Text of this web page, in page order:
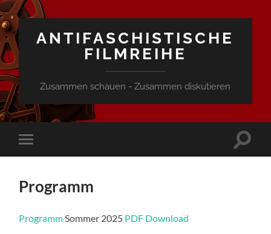
ANTIFASCHISTISCHE
FILMREIHE
Zusammen schauen - Zusammen diskutieren
Mobile-
Menü
Programm
Programm Sommer 2025 PDF Download